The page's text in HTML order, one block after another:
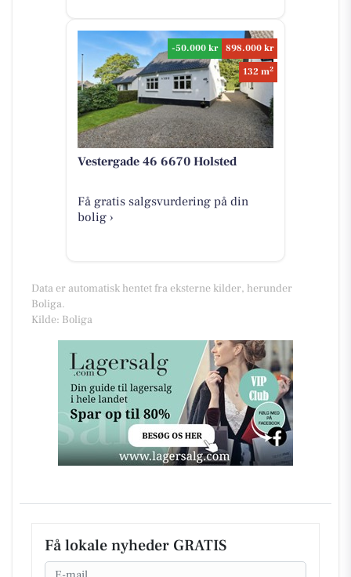
-50.000 kr
898.000 kr
132 m2
Vestergade 46 6670 Holsted
Få gratis salgsvurdering på din
bolig ›
Data er automatisk hentet fra eksterne kilder, herunder
Boliga.
Kilde: Boliga
Få lokale nyheder GRATIS
Email